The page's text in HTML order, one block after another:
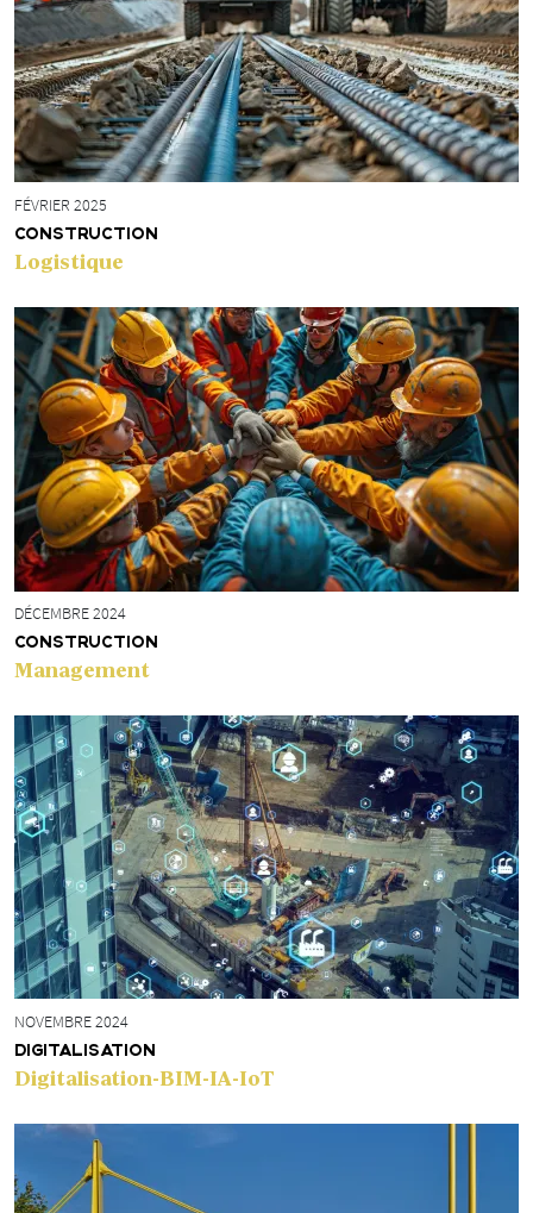
FÉVRIER 2025
CONSTRUCTION
Logistique
DÉCEMBRE 2024
CONSTRUCTION
Management
NOVEMBRE 2024
DIGITALISATION
Digitalisation-BIM-IA-IoT